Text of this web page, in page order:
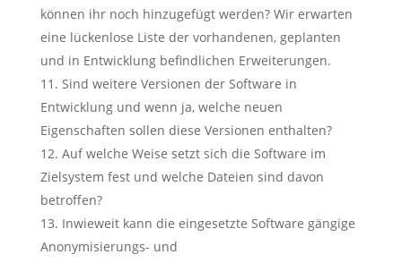
können ihr noch hinzugefügt werden? Wir erwarten
eine lückenlose Liste der vorhandenen, geplanten
und in Entwicklung befindlichen Erweiterungen.
Sind weitere Versionen der Software in
Entwicklung und wenn ja, welche neuen
Eigenschaften sollen diese Versionen enthalten?
Auf welche Weise setzt sich die Software im
Zielsystem fest und welche Dateien sind davon
betroffen?
Inwieweit kann die eingesetzte Software gängige
Anonymisierungs- und